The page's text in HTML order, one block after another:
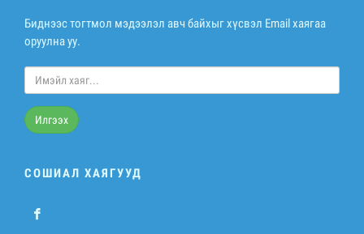
Биднээс тогтмол мэдээлэл авч байхыг хүсвэл Email хаягаа
оруулна уу.
Илгээх
СОШИАЛ ХАЯГУУД